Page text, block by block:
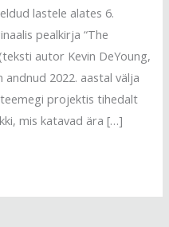
lastele alates 6.
pealkirja “The
autor Kevin DeYoung,
andnud 2022. aastal välja
projektis tihedalt
mis katavad ära […]